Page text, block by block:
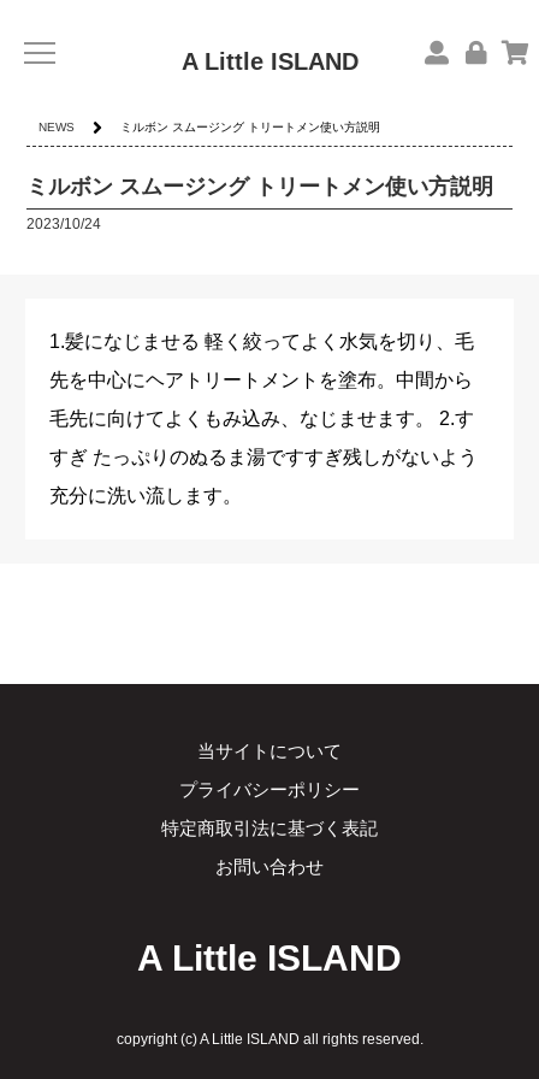
A Little ISLAND
NEWS ミルボン スムージング トリートメン使い方説明
ミルボン スムージング トリートメン使い方説明
2023/10/24
1.髪になじませる 軽く絞ってよく水気を切り、毛
先を中心にヘアトリートメントを塗布。中間から
毛先に向けてよくもみ込み、なじませます。 2.す
すぎ たっぷりのぬるま湯ですすぎ残しがないよう
充分に洗い流します。
当サイトについて
プライバシーポリシー
特定商取引法に基づく表記
お問い合わせ
A Little ISLAND
copyright (c) A Little ISLAND all rights reserved.